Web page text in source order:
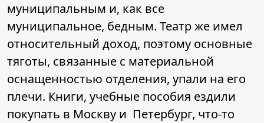
муниципальным и, как все
муниципальное, бедным. Театр же имел
относительный доход, поэтому основные
тяготы, связанные с материальной
оснащенностью отделения, упали на его
плечи. Книги, учебные пособия ездили
покупать в Москву и Петербург, что-то